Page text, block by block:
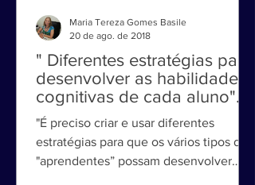
" Diferentes estratégias para
desenvolver as habilidades
cognitivas de cada aluno".
"É preciso criar e usar diferentes
estratégias para que os vários tipos de
20 de ago. de 2018